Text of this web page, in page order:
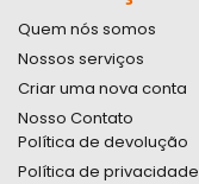
Quem nós somos
Nossos serviços
Criar uma nova conta
Nosso Contato
Política de devolução
Política de privacidade